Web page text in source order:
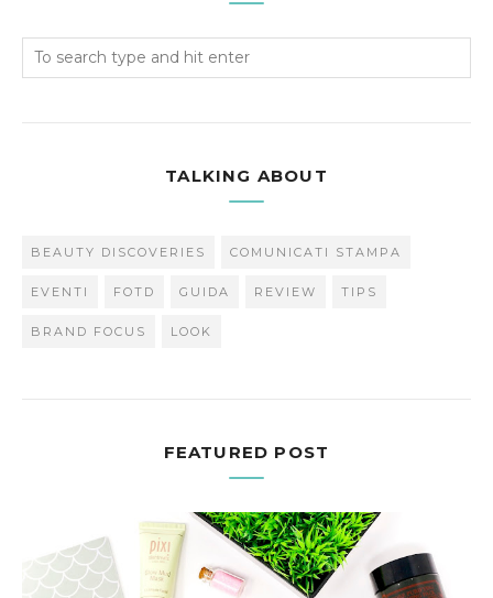
TALKING ABOUT
BEAUTY DISCOVERIES COMUNICATI STAMPA
EVENTI FOTD GUIDA REVIEW TIPS
BRAND FOCUS LOOK
FEATURED POST